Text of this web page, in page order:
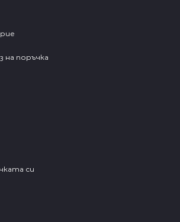
на поръчка
си